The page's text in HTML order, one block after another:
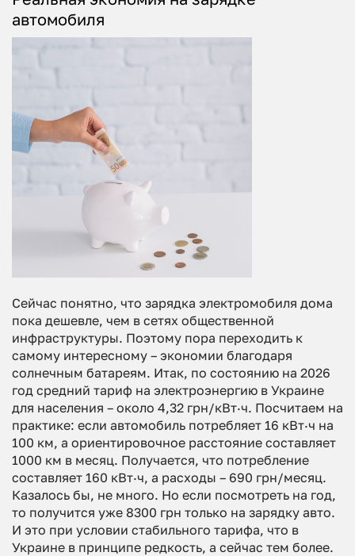
автомобиля
Сейчас понятно, что зарядка электромобиля дома
пока дешевле, чем в сетях общественной
инфраструктуры. Поэтому пора переходить к
самому интересному – экономии благодаря
солнечным батареям. Итак, по состоянию на 2026
год средний тариф на электроэнергию в Украине
для населения – около 4,32 грн/кВт·ч. Посчитаем на
практике: если автомобиль потребляет 16 кВт·ч на
100 км, а ориентировочное расстояние составляет
1000 км в месяц. Получается, что потребление
составляет 160 кВт·ч, а расходы – 690 грн/месяц.
Казалось бы, не много. Но если посмотреть на год,
то получится уже 8300 грн только на зарядку авто.
И это при условии стабильного тарифа, что в
Украине в принципе редкость, а сейчас тем более.